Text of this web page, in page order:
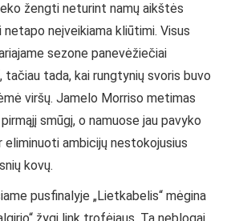
žengti neturint namų aikštės
neįveikiama kliūtimi. Visus
sezone panevėžiečiai
tačiau tada, kai rungtynių svoris buvo
viršų. Jamelo Morriso metimas
smūgį, o namuose jau pavyko
ambicijų nestokojusius
kovų.
pusfinalyje „Lietkabelis“ mėgina